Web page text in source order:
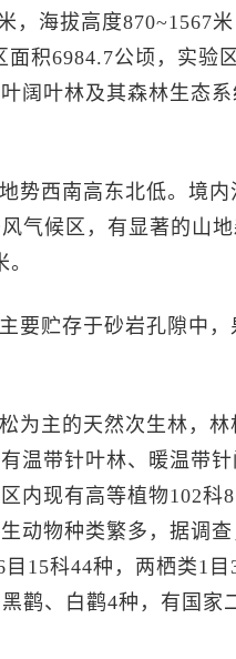
，海拔高度870~1567
积6984.7公顷，实验
阔叶林及其森林生态
势西南高东北低。境内
气候区，有显著的山
要贮存于砂岩孔隙中
为主的天然次生林，
温带针叶林、暖温带
内现有高等植物102科
动物种类繁多，据调
15科44种，两栖类1
鹳、白鹳4种，有国家